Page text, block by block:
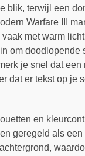
blik, terwijl een
Warfare III
met warm
om doodlopende
je snel dat een
dat er tekst op je
en
geregeld als